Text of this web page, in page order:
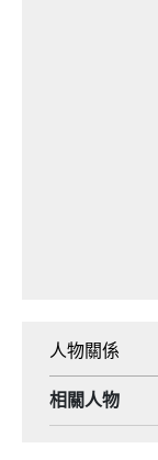
人物關係
相關人物